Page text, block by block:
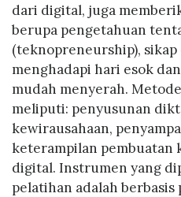
dari digital, juga
berupa pengetahuan
(teknopreneurship), sikap
menghadapi hari esok
mudah menyerah.
meliputi: penyusunan
kewirausahaan,
keterampilan pembuatan
digital. Instrumen yang
pelatihan adalah